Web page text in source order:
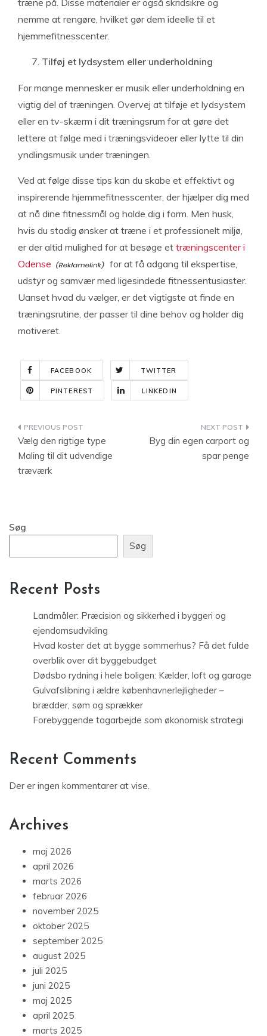
nemme at rengøre, hvilket gør dem ideelle til et
hjemmefitnesscenter.
Tilføj et lydsystem eller underholdning
For mange mennesker er musik eller underholdning en
vigtig del af træningen. Overvej at tilføje et lydsystem
eller en tv-skærm i dit træningsrum for at gøre det
lettere at følge med i træningsvideoer eller lytte til din
yndlingsmusik under træningen.
Ved at følge disse tips kan du skabe et effektivt og
inspirerende hjemmefitnesscenter, der hjælper dig med
at nå dine fitnessmål og holde dig i form. Men husk,
hvis du stadig ønsker at træne i et professionelt miljø,
er der altid mulighed for at besøge et træningscenter i
Odense
for at få adgang til ekspertise,
udstyr og samvær med ligesindede fitnessentusiaster.
Uanset hvad du vælger, er det vigtigste at finde en
træningsrutine, der passer til dine behov og holder dig
motiveret.
FACEBOOK TWITTER
PINTEREST LINKEDIN
Indlægsnavigation
Vælg den rigtige type
Maling til dit udvendige
træværk
Byg din egen carport og
spar penge
Søg
Søg
Recent Posts
Landmåler: Præcision og sikkerhed i byggeri og
ejendomsudvikling
Hvad koster det at bygge sommerhus? Få det fulde
overblik over dit byggebudget
Dødsbo rydning i hele boligen: Kælder, loft og garage
Gulvafslibning i ældre københavnerlejligheder –
brædder, søm og sprækker
Forebyggende tagarbejde som økonomisk strategi
Recent Comments
Der er ingen kommentarer at vise.
Archives
maj 2026
april 2026
marts 2026
februar 2026
november 2025
oktober 2025
september 2025
august 2025
juli 2025
juni 2025
maj 2025
april 2025
marts 2025